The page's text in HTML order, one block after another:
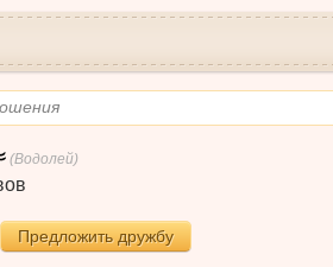
(Водолей)
Предложить дружбу